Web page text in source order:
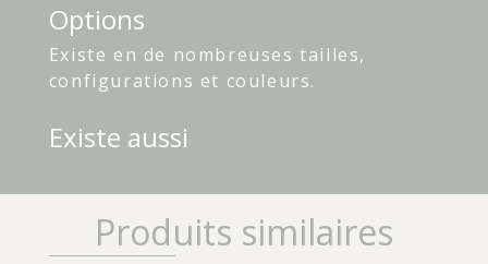
Options
Existe en de nombreuses tailles,
configurations et couleurs.
Existe aussi
Produits similaires